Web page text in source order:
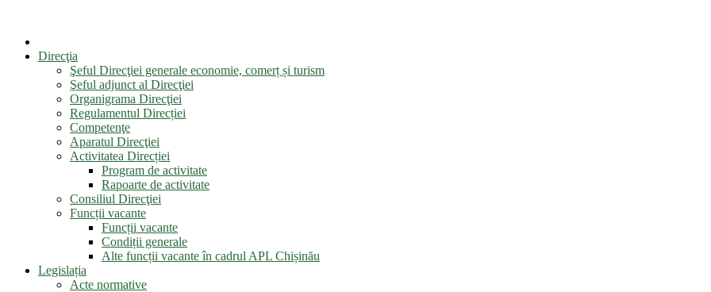
Direcţia
Şeful Direcţiei generale economie, comerț și turism
Şeful adjunct al Direcţiei
Organigrama Direcţiei
Regulamentul Direcției
Competenţe
Aparatul Direcţiei
Activitatea Direcției
Program de activitate
Rapoarte de activitate
Consiliul Direcţiei
Funcții vacante
Funcții vacante
Condiții generale
Alte funcții vacante în cadrul APL Chișinău
Legislația
Acte normative